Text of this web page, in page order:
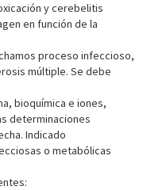
y cerebelitis
en función de la
proceso infeccioso,
múltiple. Se debe
bioquímica e iones,
determinaciones
Indicado
o metabólicas